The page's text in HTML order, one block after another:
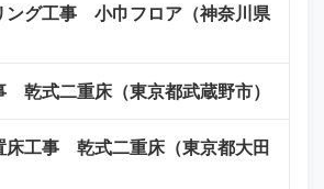
グ工事 小巾フロア（神奈川県
式二重床（東京都武蔵野市）
工事 乾式二重床（東京都大田